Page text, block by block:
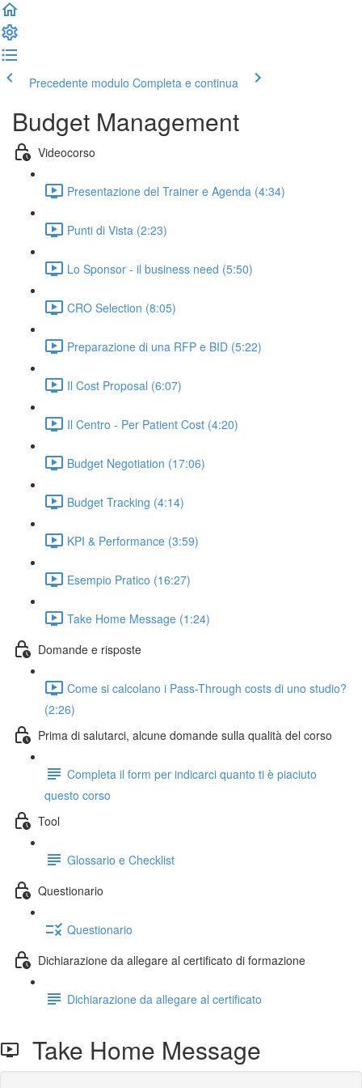
Precedente modulo Completa e continua
Budget Management
Videocorso
Presentazione del Trainer e Agenda (4:34)
Punti di Vista (2:23)
Lo Sponsor - il business need (5:50)
CRO Selection (8:05)
Preparazione di una RFP e BID (5:22)
Il Cost Proposal (6:07)
Il Centro - Per Patient Cost (4:20)
Budget Negotiation (17:06)
Budget Tracking (4:14)
KPI & Performance (3:59)
Esempio Pratico (16:27)
Take Home Message (1:24)
Domande e risposte
Come si calcolano i Pass-Through costs di uno studio?
(2:26)
Prima di salutarci, alcune domande sulla qualità del corso
Completa il form per indicarci quanto ti è piaciuto
questo corso
Tool
Glossario e Checklist
Questionario
Questionario
Dichiarazione da allegare al certificato di formazione
Dichiarazione da allegare al certificato
Take Home Message